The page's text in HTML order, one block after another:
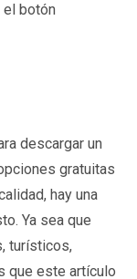
botón
descargar un
gratuitas
hay una
Ya sea que
turísticos,
que este artículo